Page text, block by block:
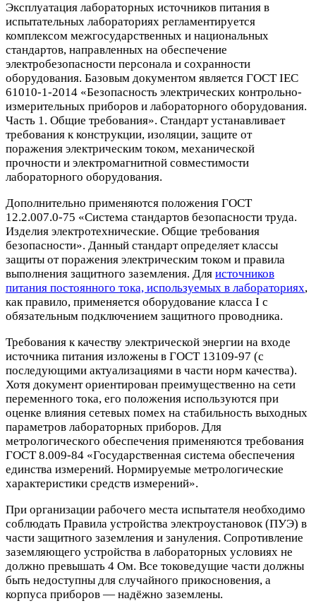
Эксплуатация лабораторных источников питания в
испытательных лабораториях регламентируется
комплексом межгосударственных и национальных
стандартов, направленных на обеспечение
электробезопасности персонала и сохранности
оборудования. Базовым документом является ГОСТ IEC
61010-1-2014 «Безопасность электрических контрольно-
измерительных приборов и лабораторного оборудования.
Часть 1. Общие требования». Стандарт устанавливает
требования к конструкции, изоляции, защите от
поражения электрическим током, механической
прочности и электромагнитной совместимости
лабораторного оборудования.
Дополнительно применяются положения ГОСТ
12.2.007.0-75 «Система стандартов безопасности труда.
Изделия электротехнические. Общие требования
безопасности». Данный стандарт определяет классы
защиты от поражения электрическим током и правила
выполнения защитного заземления. Для источников
питания постоянного тока, используемых в лабораториях,
как правило, применяется оборудование класса I с
обязательным подключением защитного проводника.
Требования к качеству электрической энергии на входе
источника питания изложены в ГОСТ 13109-97 (с
последующими актуализациями в части норм качества).
Хотя документ ориентирован преимущественно на сети
переменного тока, его положения используются при
оценке влияния сетевых помех на стабильность выходных
параметров лабораторных приборов. Для
метрологического обеспечения применяются требования
ГОСТ 8.009-84 «Государственная система обеспечения
единства измерений. Нормируемые метрологические
характеристики средств измерений».
При организации рабочего места испытателя необходимо
соблюдать Правила устройства электроустановок (ПУЭ) в
части защитного заземления и зануления. Сопротивление
заземляющего устройства в лабораторных условиях не
должно превышать 4 Ом. Все токоведущие части должны
быть недоступны для случайного прикосновения, а
корпуса приборов — надёжно заземлены.